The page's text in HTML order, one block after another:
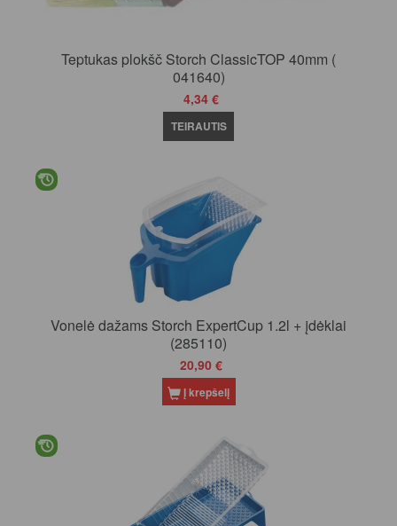
Teptukas plokšč Storch ClassicTOP 40mm (
041640)
4,34 €
TEIRAUTIS
Vonelė dažams Storch ExpertCup 1.2l + įdėklai
(285110)
20,90 €
Į krepšelį